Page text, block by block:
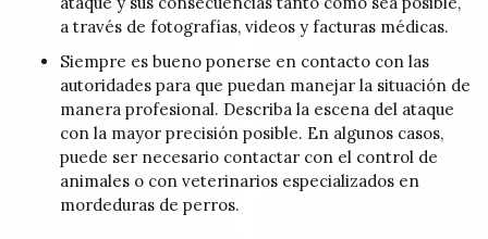
a través de fotografías, videos y facturas médicas.
Siempre es bueno ponerse en contacto con las
autoridades para que puedan manejar la situación de
manera profesional. Describa la escena del ataque
con la mayor precisión posible. En algunos casos,
puede ser necesario contactar con el control de
animales o con veterinarios especializados en
mordeduras de perros.